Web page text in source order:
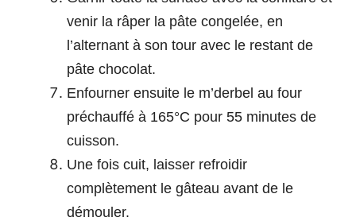
venir la râper la pâte congelée, en
l’alternant à son tour avec le restant de
pâte chocolat.
Enfourner ensuite le m’derbel au four
préchauffé à 165°C pour 55 minutes de
cuisson.
Une fois cuit, laisser refroidir
complètement le gâteau avant de le
démouler.